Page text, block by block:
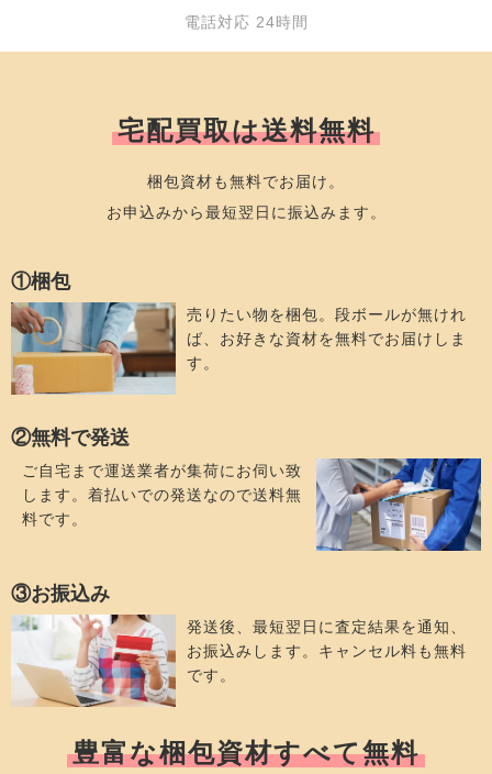
電話対応 24時間
宅配買取は送料無料
梱包資材も無料でお届け。
お申込みから最短翌日に振込みます。
①梱包
売りたい物を梱包。段ボールが無けれ
ば、お好きな資材を無料でお届けしま
す。
②無料で発送
ご自宅まで運送業者が集荷にお伺い致
します。着払いでの発送なので送料無
料です。
③お振込み
発送後、最短翌日に査定結果を通知、
お振込みします。キャンセル料も無料
です。
豊富な梱包資材すべて無料